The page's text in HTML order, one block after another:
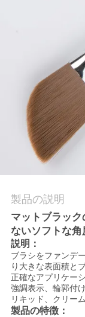
PRIVACY
製品の説明
マットブラッ
ないソフトな
説明：
ブラシをファンデ
り大きな表面積と
正確なアプリケー
強調表示、輪郭付
リキッド、クリー
製品の特徴：